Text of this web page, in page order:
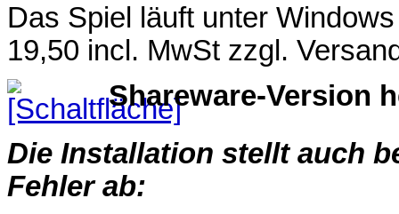
Das Spiel läuft unter
19,50 incl. MwSt zzgl.
Shareware-Version
Die Installation stellt auch
Fehler ab: